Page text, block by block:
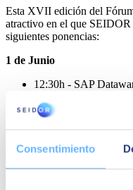
Consentimiento
Esta XVII edición del
atractivo en el que
siguientes ponencias:
1 de Junio
12:30h - SAP
con el futuro en S4/
& Analytics) y Victor